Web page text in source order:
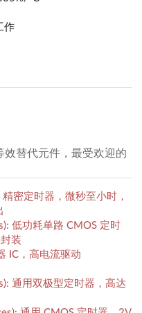
作
效替代元件，最受欢迎的
密定时器，微秒至小时，
低功耗单路 CMOS 定时
装
IC，高电流驱动
通用双极型定时器，高达